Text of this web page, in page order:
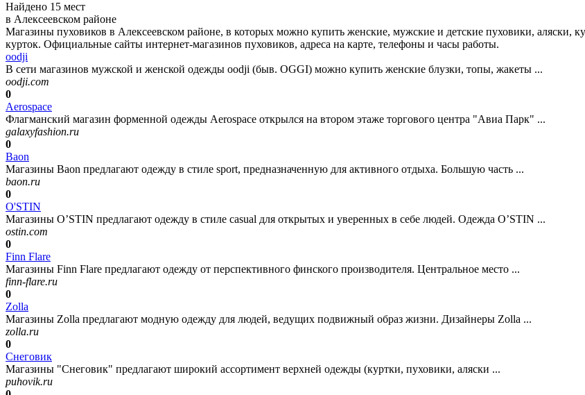
Найдено 15 мест
в Алексеевском районе
Магазины пуховиков в Алексеевском районе, в которых можно купить женские, мужские и детские пуховики, аляски,
курток. Официальные сайты интернет-магазинов пуховиков, адреса на карте, телефоны и часы работы.
oodji
В сети магазинов мужской и женской одежды oodji (быв. OGGI) можно купить женские блузки, топы, жакеты ...
oodji.com
0
Aerospace
Флагманский магазин форменной одежды Aerospace открылся на втором этаже торгового центра "Авиа Парк" ...
galaxyfashion.ru
0
Baon
Магазины Baon предлагают одежду в стиле sport, предназначенную для активного отдыха. Большую часть ...
baon.ru
0
O'STIN
Магазины O’STIN предлагают одежду в стиле casual для открытых и уверенных в себе людей. Одежда O’STIN ...
ostin.com
0
Finn Flare
Магазины Finn Flare предлагают одежду от перспективного финского производителя. Центральное место ...
finn-flare.ru
0
Zolla
Магазины Zolla предлагают модную одежду для людей, ведущих подвижный образ жизни. Дизайнеры Zolla ...
zolla.ru
0
Снеговик
Магазины "Снеговик" предлагают широкий ассортимент верхней одежды (куртки, пуховики, аляски ...
puhovik.ru